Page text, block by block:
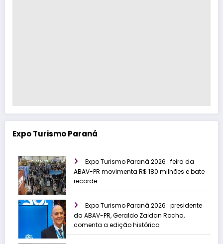
Expo Turismo Paraná
Expo Turismo Paraná 2026 : feira da
ABAV-PR movimenta R$ 180 milhões e bate
recorde
Expo Turismo Paraná 2026 : presidente
da ABAV-PR, Geraldo Zaidan Rocha,
comenta a edição histórica